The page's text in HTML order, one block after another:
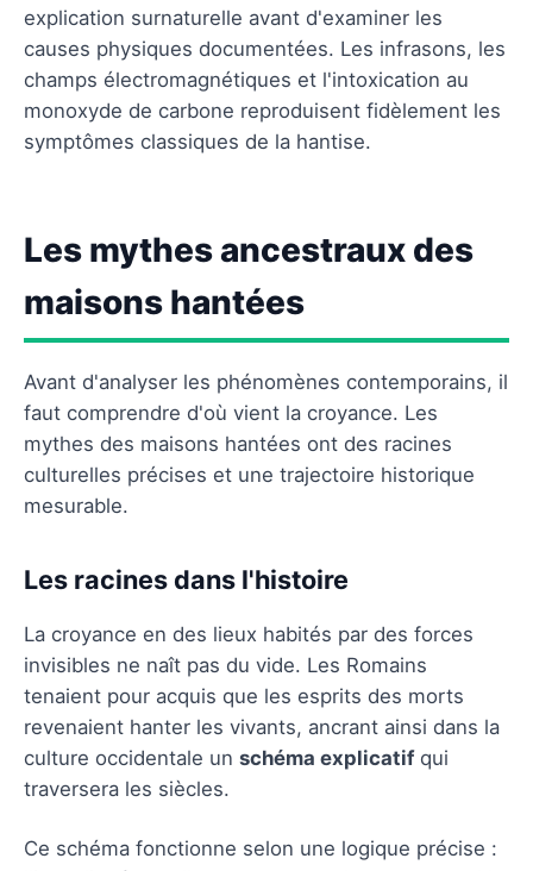
Questions fréquentes
explication surnaturelle avant d'examiner les
causes physiques documentées. Les infrasons, les
champs électromagnétiques et l'intoxication au
monoxyde de carbone reproduisent fidèlement les
symptômes classiques de la hantise.
Les mythes ancestraux des
maisons hantées
Avant d'analyser les phénomènes contemporains, il
faut comprendre d'où vient la croyance. Les
mythes des maisons hantées ont des racines
culturelles précises et une trajectoire historique
mesurable.
Les racines dans l'histoire
La croyance en des lieux habités par des forces
invisibles ne naît pas du vide. Les Romains
tenaient pour acquis que les esprits des morts
revenaient hanter les vivants, ancrant ainsi dans la
culture occidentale un schéma explicatifqui
traversera les siècles.
Ce schéma fonctionne selon une logique précise :